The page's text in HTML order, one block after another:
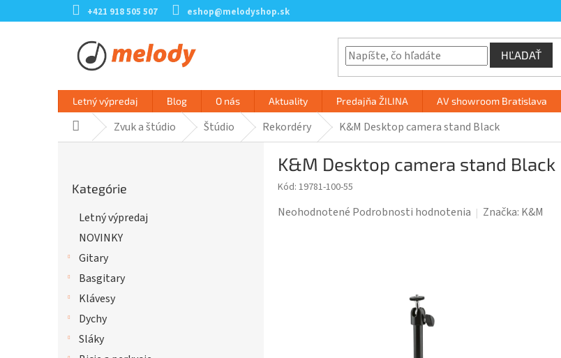
na
+421 918 505 507 eshop@melodyshop.sk
HĽADAŤ
Letný výpredaj Blog O nás Aktuality Predajňa ŽILINA AV showroom Bratislava
DomovZvuk a štúdio Štúdio Rekordéry K&M Desktop camera stand Black
kategórie
Kategórie
Letný výpredaj
NOVINKY
Gitary
Basgitary
Klávesy
Dychy
Sláky
K&M Desktop camera stand Black
Kód: 19781-100-55
Priemerné
Neohodnotené Podrobnosti hodnotenia Značka: K&M